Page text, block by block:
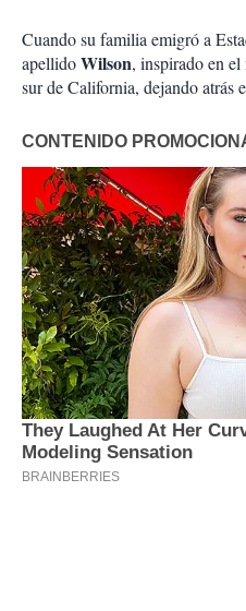
Cuando su familia emigró a
apellidoWilson, inspirado en
sur de California, dejando atrás